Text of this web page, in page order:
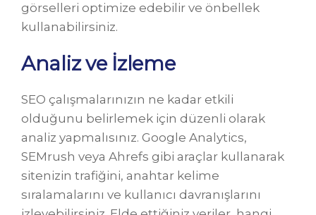
görselleri optimize edebilir ve önbellek
kullanabilirsiniz.
Analiz ve İzleme
SEO çalışmalarınızın ne kadar etkili
olduğunu belirlemek için düzenli olarak
analiz yapmalısınız. Google Analytics,
SEMrush veya Ahrefs gibi araçlar kullanarak
sitenizin trafiğini, anahtar kelime
sıralamalarını ve kullanıcı davranışlarını